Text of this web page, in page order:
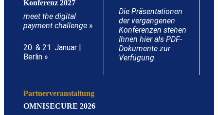
Konferenz 2027
meet the digital
payment challenge »
20. & 21. Januar |
Berlin »
Die Präsentationen
der vergangenen
Konferenzen stehen
Ihnen hier als PDF-
Dokumente zur
Verfügung.
Partnerveranstaltung
OMNISECURE 2026